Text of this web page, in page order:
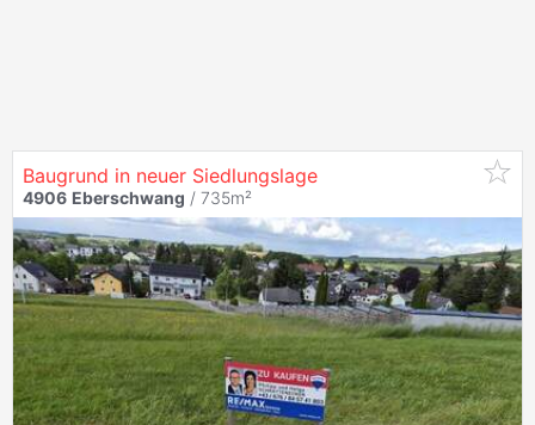
Baugrund in neuer Siedlungslage
4906 Eberschwang / 735m²